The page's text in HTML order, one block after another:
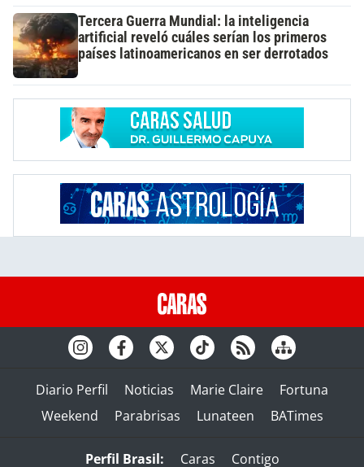
Tercera Guerra Mundial: la inteligencia
artificial reveló cuáles serían los primeros
países latinoamericanos en ser derrotados
Diario Perfil Noticias Marie Claire
Fortuna
Weekend
Parabrisas Lunateen BATimes
Perfil Brasil: Caras Contigo